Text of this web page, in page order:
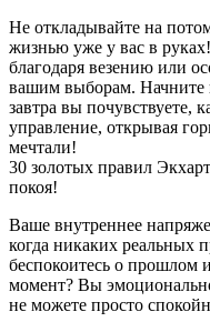
Не откладывайте на
жизнью уже у вас в
благодаря везению или
вашим выборам. Начните
завтра вы почувствуете,
управление, открывая
мечтали!
30 золотых правил
покоя!
Ваше внутреннее
когда никаких реальных
беспокоитесь о прошлом
момент? Вы
не можете просто